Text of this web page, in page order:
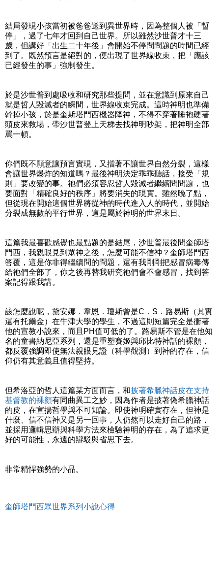
結局發現小孩當初被爸爸送到異世界時，因為整個人被「暫
停」，過了七年才回到自己世界。所以雖然沙世普才十三
歲，但講好「出生二十年後」會開始不停問問題的時間已經
到了。既然預言是絕對的，便出現了世界線收束，把「應該
已經發生的事」強制發生。
於是沙世普到處吸收和研究那些提問，並在意識到原來自己
就是哲人毀滅者的瞬間，世界線收束完成。這時神明也準備
幹掉小孩，於是奎斯塔門西機器降神，不得不穿著睡袍硬著
頭皮來救場，帶沙世普登上天梯去找神明吵架，把神明全部
罵一頓。
你們既不願意讓預言實現，又擋著不讓世界自然分裂，這樣
會讓世界爆炸的知道嗎？最後神明決定乖乖聽話，接受「規
則」要改變的事。祂們必須容忍哲人毀滅者繼續問問題，也
要面對「精確良好的秩序」將要消失的現實。雖然晚了點，
但從現在開始這個世界將從神的時代進入人的時代，並開始
分裂成無數的平行世界，這是屬於神明的世界末日。
這篇我最喜歡感覺也最點題的是結尾，沙世普最後問奎師塔
門西，我親眼見到眾神之後，怎麼可能不信神？奎師塔門西
答覆，這是你非得繼續問的問題，還有我剛剛把感冒病毒傳
給祂們全部了，你之後再替我研究祂們會不會感冒，找到答
案記得跟我講。
該怎麼說呢，黛安娜．韋恩．瓊斯曾是C．S．路易斯（其實
還有托爾金）在牛津大學的學生，不過這則短篇完全是衝著
他的宣教小說來，而且PH值可低的了。路易斯不管是在他知
名的童書納尼亞系列，還是重塑賽姬與邱比特神話的裸顏，
都反覆強調即使無法親眼見證（科學觀測）到神的存在，信
仰仍有其意義且值得堅持。
但希洛亞的哲人這篇某方面而言，和披著希臘神話皮在支持
基督教的裸顏有同曲異工之妙，因為作者是披著偽希臘神話
的皮，在宣揚哲學與不可知論。即使神明確實存在，但神是
什麼、信不信神又是另一回事，人仍然可以走好自己的路，
並採用邏輯思辯與科學方法來檢驗神明的存在，為了追求更
好的可能性，永遠的辯駁與省思下去。
非常精悍強勢的小品。
奎師塔門西眾世界系列小說心得